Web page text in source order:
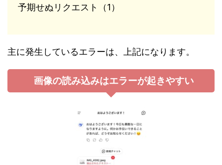
予期せぬリクエスト（1）
主に発生しているエラーは、上記になります。
画像の読み込みはエラーが起きやすい